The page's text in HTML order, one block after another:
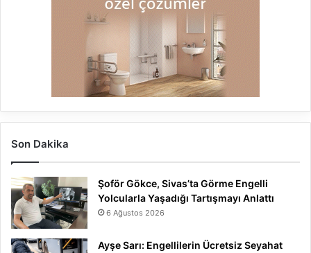
Son Dakika
Şoför Gökce, Sivas’ta Görme Engelli
Yolcularla Yaşadığı Tartışmayı Anlattı
6 Ağustos 2026
Ayşe Sarı: Engellilerin Ücretsiz Seyahat